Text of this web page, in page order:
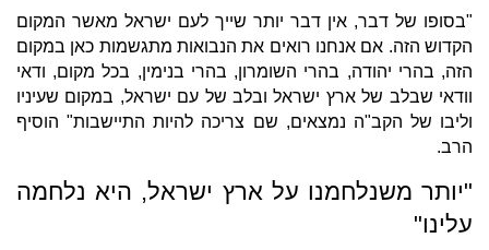
"בסופו של דבר, אין דבר יותר שייך לעם ישראל מאשר המקום
הקדוש הזה. אם אנחנו רואים את הנבואות מתגשמות כאן במקום
הזה, בהרי יהודה, בהרי השומרון, בהרי בנימין, בכל מקום, ודאי
וודאי שבלב של ארץ ישראל ובלב של עם ישראל, במקום שעיניו
וליבו של הקב"ה נמצאים, שם צריכה להיות התיישבות" הוסיף
הרב.
"יותר משנלחמנו על ארץ ישראל, היא נלחמה
עלינו"